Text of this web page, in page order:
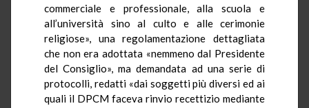
commerciale e professionale, alla scuola e
all’università sino al culto e alle cerimonie
religiose», una regolamentazione dettagliata
che non era adottata «nemmeno dal Presidente
del Consiglio», ma demandata ad una serie di
protocolli, redatti «dai soggetti più diversi ed ai
quali il DPCM faceva rinvio recettizio mediante